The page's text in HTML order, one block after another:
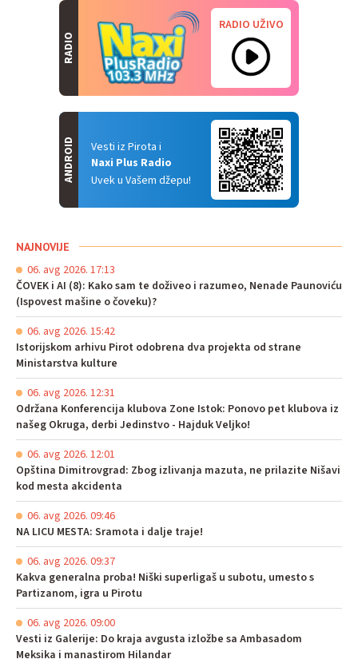
RADIO
RADIO UŽIVO
Vesti iz Pirota i
Naxi Plus Radio
Uvek u Vašem džepu!
ANDROID
NAJNOVIJE
06. avg 2026. 17:13
ČOVEK i AI (8): Kako sam te doživeo i razumeo, Nenade Paunoviću
(Ispovest mašine o čoveku)?
06. avg 2026. 15:42
Istorijskom arhivu Pirot odobrena dva projekta od strane
Ministarstva kulture
06. avg 2026. 12:31
Održana Konferencija klubova Zone Istok: Ponovo pet klubova iz
našeg Okruga, derbi Jedinstvo - Hajduk Veljko!
06. avg 2026. 12:01
Opština Dimitrovgrad: Zbog izlivanja mazuta, ne prilazite Nišavi
kod mesta akcidenta
06. avg 2026. 09:46
NA LICU MESTA: Sramota i dalje traje!
06. avg 2026. 09:37
Kakva generalna proba! Niški superligaš u subotu, umesto s
Partizanom, igra u Pirotu
06. avg 2026. 09:00
Vesti iz Galerije: Do kraja avgusta izložbe sa Ambasadom
Meksika i manastirom Hilandar